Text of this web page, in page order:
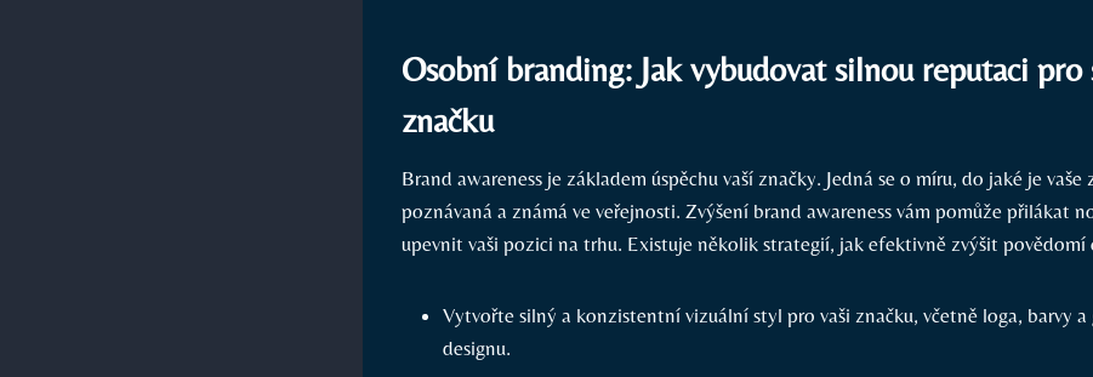
Osobní branding: Jak vybudovat silnou reputaci pro
značku
Brand awareness je základem úspěchu vaší značky. Jedná se o míru, do jaké je vaše
poznávaná a známá ve veřejnosti. Zvýšení brand awareness vám pomůže přilákat
upevnit vaši pozici na trhu. Existuje několik strategií, jak efektivně zvýšit povědomí
Vytvořte silný a konzistentní vizuální styl pro vaši značku, včetně loga, barvy a
designu.